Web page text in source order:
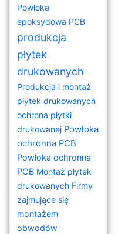
Powłoka
epoksydowa PCB
produkcja
płytek
drukowanych
Produkcja i montaż
płytek drukowanych
ochrona płytki
drukowanej Powłoka
ochronna PCB
Powłoka ochronna
PCB Montaż płytek
drukowanych Firmy
zajmujące się
montażem
obwodów